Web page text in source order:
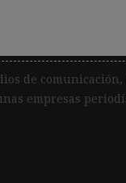
de
empresas